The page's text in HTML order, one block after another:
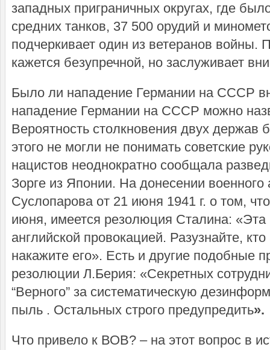
западных приграничных округах, где
средних танков, 37 500 орудий и
подчеркивает один из ветеранов войны.
кажется безупречной, но заслуживает
Было ли нападение Германии на СССР
нападение Германии на СССР можно
Вероятность столкновения двух держав
этого не могли не понимать советские
нацистов неоднократно сообщала
Зорге из Японии. На донесении
Суслопарова от 21 июня 1941 г. о том,
июня, имеется резолюция Сталина:
английской провокацией. Разузнайте,
накажите его». Есть и другие подобные
резолюции Л.Берия: «Секретных
“Верного” за систематическую
пыль . Остальных строго предупредить».
Что привело к ВОВ? – на этот вопрос в